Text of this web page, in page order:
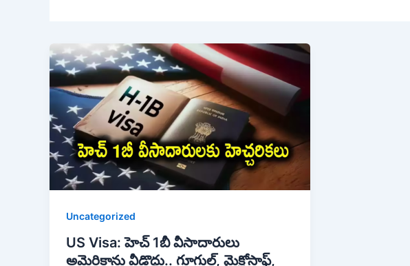
Uncategorized
US Visa: హెచ్ 1బీ వీసాదారులు
అమెరికాను వీడొద్దు.. గూగుల్, మైక్రోసాఫ్ట్,